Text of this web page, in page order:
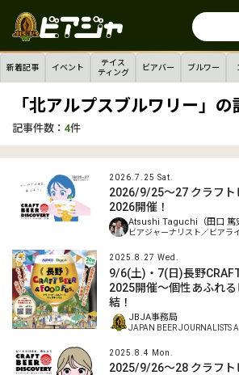
新着記事 イベント
テイス
ティング
ビアバー ブルワー
「北アルプスブルワリー」
記事件数： 4件
2026.7.25 Sat.
2026/9/25～27 クラフト
2026開催！
Atsushi Taguchi（田口 篤
ビアジャーナリスト／ビアラ
2025.8.27 Wed.
9/6(土)・7(日)長野
2025開催～個性あふれ
結！
JBJA事務局
JAPAN BEER JOURNALISTS
2025.8.4 Mon.
2025/9/26～28 クラフト